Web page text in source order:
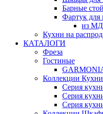
Барные
Фартук для
из
Кухни на
КАТАЛОГИ
Фреза
Гостиные
Коллекции Кухни
Серия
Серия
Серия